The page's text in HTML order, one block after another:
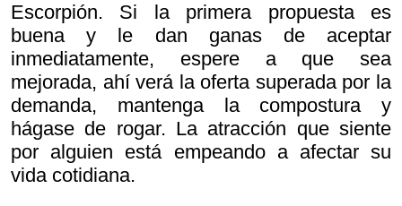
Escorpión. Si la primera propuesta es
buena y le dan ganas de aceptar
inmediatamente, espere a que sea
mejorada, ahí verá la oferta superada por la
demanda, mantenga la compostura y
hágase de rogar. La atracción que siente
por alguien está empeando a afectar su
vida cotidiana.